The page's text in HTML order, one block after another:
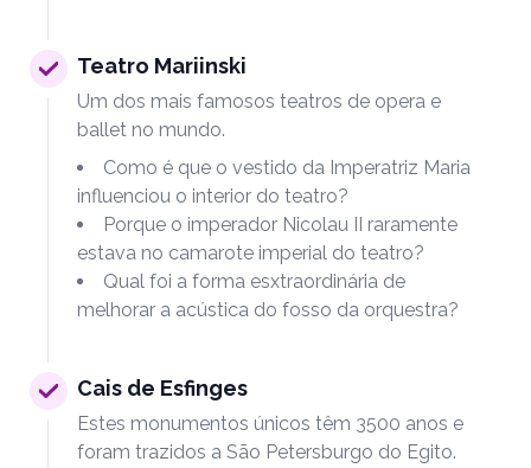
Teatro Mariinski
Um dos mais famosos teatros de opera e
ballet no mundo.
Como é que o vestido da Imperatriz Maria
influenciou o interior do teatro?
Porque o imperador Nicolau II raramente
estava no camarote imperial do teatro?
Qual foi a forma esxtraordinária de
melhorar a acústica do fosso da orquestra?
Cais de Esfinges
Estes monumentos únicos têm 3500 anos e
foram trazidos a São Petersburgo do Egito.